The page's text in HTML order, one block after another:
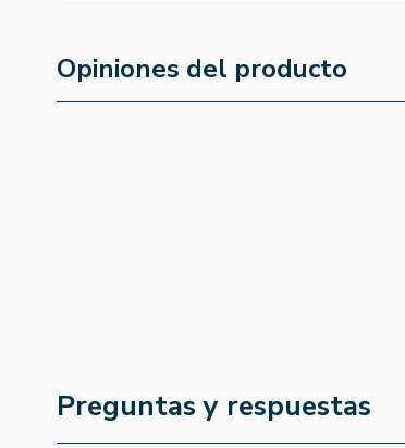
Opiniones del producto
Preguntas y respuestas